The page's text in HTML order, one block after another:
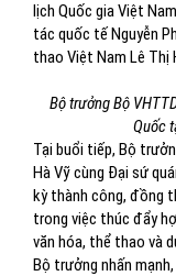
lịch Quốc gia Việt
tác quốc tế Nguyễn
thao Việt Nam Lê Thị
Bộ trưởng Bộ
Quốc
Tại buổi tiếp, Bộ
Hà Vỹ cùng Đại sứ
kỳ thành công, đồng
trong việc thúc đẩy
văn hóa, thể thao và
Bộ trưởng nhấn